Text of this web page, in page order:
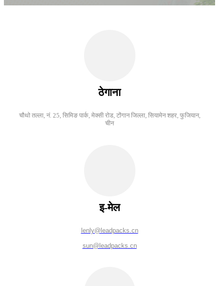
ठेगाना
चौथो तल्ला, नं. 25, सिमिङ पार्क, मेक्सी रोड, टोंगान जिल्ला, सियामेन शहर, फुजियान,
चीन
इ-मेल
lenly@leadpacks.cn
sun@leadpacks.cn